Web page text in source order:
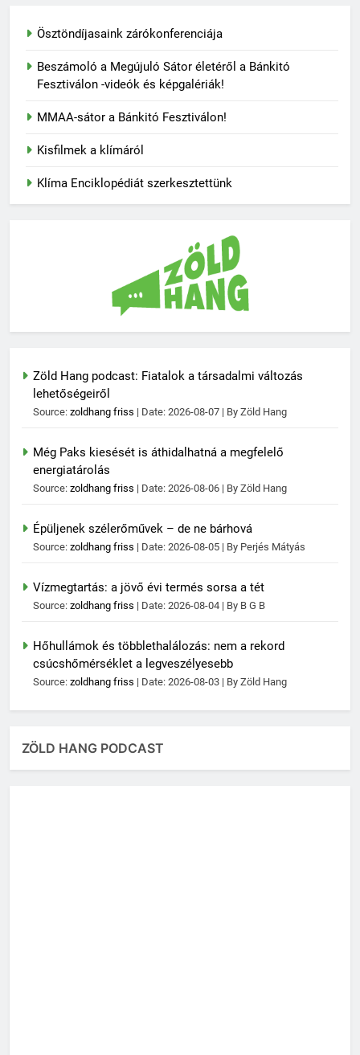
Ösztöndíjasaink zárókonferenciája
Beszámoló a Megújuló Sátor életéről a Bánkitó
Fesztiválon -videók és képgalériák!
MMAA-sátor a Bánkitó Fesztiválon!
Kisfilmek a klímáról
Klíma Enciklopédiát szerkesztettünk
Zöld Hang podcast: Fiatalok a társadalmi változás
lehetőségeiről
Source: zoldhang friss Date: 2026-08-07 By Zöld Hang
Még Paks kiesését is áthidalhatná a megfelelő
energiatárolás
Source: zoldhang friss Date: 2026-08-06 By Zöld Hang
Épüljenek szélerőművek – de ne bárhová
Source: zoldhang friss Date: 2026-08-05 By Perjés Mátyás
Vízmegtartás: a jövő évi termés sorsa a tét
Source: zoldhang friss Date: 2026-08-04 By B G B
Hőhullámok és többlethalálozás: nem a rekord
csúcshőmérséklet a legveszélyesebb
Source: zoldhang friss Date: 2026-08-03 By Zöld Hang
ZÖLD HANG PODCAST